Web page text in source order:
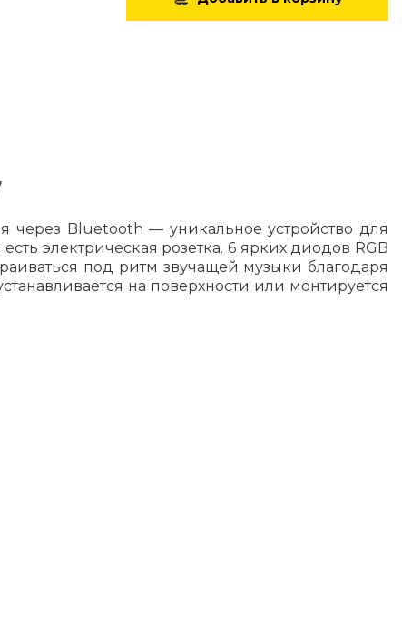
через Bluetooth — уникальное устройство для
электрическая розетка. 6 ярких диодов RGB
под ритм звучащей музыки благодаря
на поверхности или монтируется